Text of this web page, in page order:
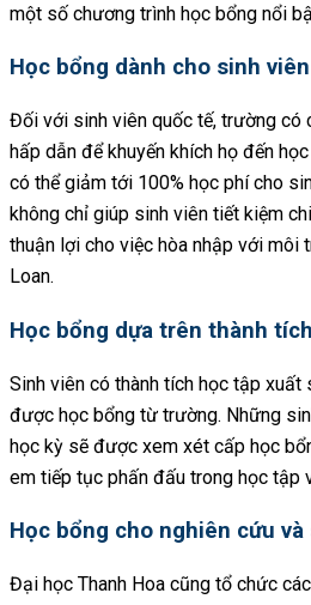
một số chương trình học bổng nổi
Học bổng dành cho sinh
Đối với sinh viên quốc tế, trường có
hấp dẫn để khuyến khích họ đến
có thể giảm tới 100% học phí cho
không chỉ giúp sinh viên tiết kiệm
thuận lợi cho việc hòa nhập với
Loan.
Học bổng dựa trên thành
Sinh viên có thành tích học tập xuất
được học bổng từ trường. Những
học kỳ sẽ được xem xét cấp học
em tiếp tục phấn đấu trong học tập
Học bổng cho nghiên cứu và
Đại học Thanh Hoa cũng tổ chức